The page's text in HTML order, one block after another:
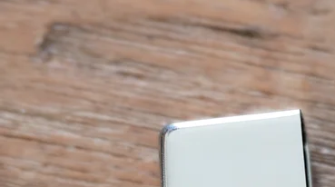
Unsere Geschenke begeistern. Kunden
Mit Liebe gemacht, im Handumdrehen
Erstelle etwas Einzigartiges in wenigen Schritten